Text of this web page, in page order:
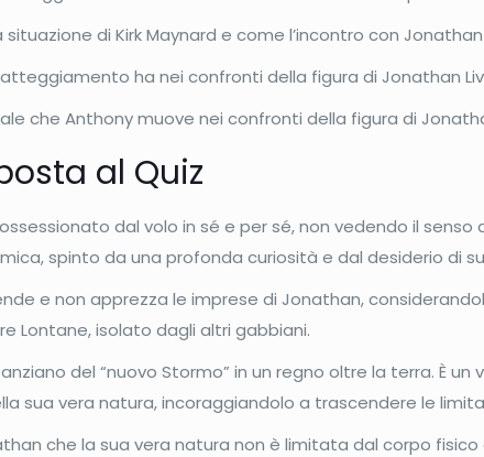
di Kirk Maynard e come l’incontro con
ha nei confronti della figura di Jonathan
che Anthony muove nei confronti della figura di
al Quiz
dal volo in sé e per sé, non vedendo il
spinto da una profonda curiosità e dal desiderio di
e non apprezza le imprese di Jonathan,
Lontane, isolato dagli altri gabbiani.
del “nuovo Stormo” in un regno oltre la terra. È
sua vera natura, incoraggiandolo a trascendere le
che la sua vera natura non è limitata dal corpo